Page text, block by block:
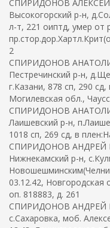
СПИРИДОНОВ АЛЕКСЕЙ
Высокогорский р-н,
л-т, 221 оиптд, умер от
2
СПИРИДОНОВ
Пестречинский р-н,
г.Казани, 878 сп, 290
Могилевская обл.,
СПИРИДОНОВ
Лаишевский р-н,
1018 сп, 269 сд, в
СПИРИДОНОВ АНДРЕЙ
Нижнекамский р-н,
03.12.42, Новгородская
оп. 818883, д. 261
СПИРИДОНОВ АНДРЕЙ
с.Сахаровка, моб.